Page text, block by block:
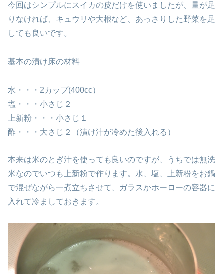
今回はシンプルにスイカの皮だけを使いましたが、量が足
りなければ、キュウリや大根など、あっさりした野菜を足
しても良いです。
基本の漬け床の材料
水・・・2カップ(400cc）
塩・・・小さじ２
上新粉・・・小さじ１
酢・・・大さじ２（漬け汁が冷めた後入れる）
本来は米のとぎ汁を使っても良いのですが、うちでは無洗
米なのでいつも上新粉で作ります。水、塩、上新粉をお鍋
で混ぜながら一煮立ちさせて、ガラスかホーローの容器に
入れて冷ましておきます。